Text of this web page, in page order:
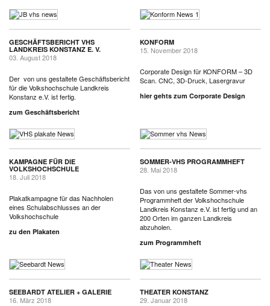
GESCHÄFTSBERICHT VHS
LANDKREIS KONSTANZ E. V.
03. August 2018
Der von uns gestaltete Geschäftsbericht
für die Volkshochschule Landkreis
Konstanz e.V. ist fertig.
zum Geschäftsbericht
KONFORM
15. November 2018
Corporate Design für KONFORM – 3D
Scan. CNC, 3D-Druck, Lasergravur
hier gehts zum Corporate Design
KAMPAGNE FÜR DIE
VOLKSHOCHSCHULE
18. Juli 2018
Plakatkampagne für das Nachholen
eines Schulabschlusses an der
Volkshochschule
zu den Plakaten
SOMMER-VHS PROGRAMMHEFT
28. Mai 2018
Das von uns gestaltete Sommer-vhs
Programmheft der Volkshochschule
Landkreis Konstanz e.V. ist fertig und an
200 Orten im ganzen Landkreis
abzuholen.
zum Programmheft
SEEBARDT ATELIER + GALERIE
16. März 2018
THEATER KONSTANZ
29. Januar 2018